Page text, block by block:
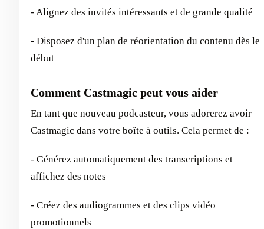
- Alignez des invités intéressants et de grande qualité
- Disposez d'un plan de réorientation du contenu dès le
début
Comment Castmagic peut vous aider
En tant que nouveau podcasteur, vous adorerez avoir
Castmagic dans votre boîte à outils. Cela permet de :
- Générez automatiquement des transcriptions et
affichez des notes
- Créez des audiogrammes et des clips vidéo
promotionnels